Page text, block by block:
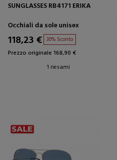
SUNGLASSES RB4171 ERIKA
Occhiali da sole unisex
118,23 € 30% Sconto
Prezzo originale 168,90 €
1 riesami